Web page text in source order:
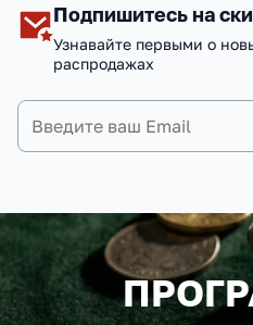
Подпишитесь на
Узнавайте первыми о
распродажах